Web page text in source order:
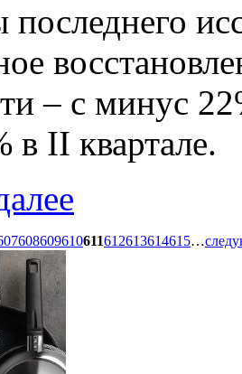
последнего
– с минус
в II квартале.
608609610611612613614615…